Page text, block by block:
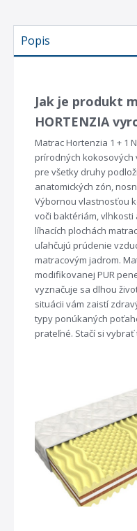
Popis
Jak je produkt
HORTENZIA
Matrac Hortenzia 1 + 1
prírodných kokosových
pre všetky druhy
anatomických zón,
Výbornou vlastnosťou
voči baktériám, vlhkosti
líhacích plochách
uľahčujú prúdenie
matracovým jadrom.
modifikovanej PUR
vyznačuje sa dlhou
situácii vám zaistí
typy ponúkaných
prateľné. Stačí si